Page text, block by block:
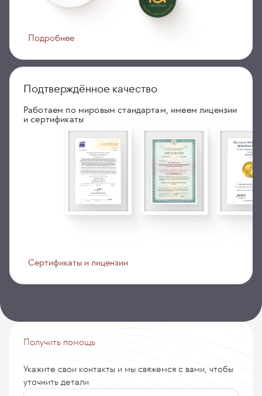
Подробнее
Подтверждённое качество
Работаем по мировым стандартам, имеем лицензии
и сертификаты
Сертификаты и лицензии
Получить помощь
Укажите свои контакты и мы свяжемся с вами, чтобы
уточнить детали